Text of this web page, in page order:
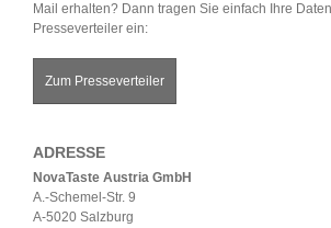
Mail erhalten? Dann tragen Sie einfach Ihre
Presseverteiler ein:
Zum Presseverteiler
ADRESSE
NovaTaste Austria GmbH
A.-Schemel-Str. 9
A-5020 Salzburg